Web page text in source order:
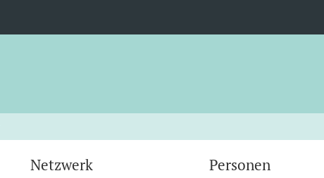
Netzwerk Personen